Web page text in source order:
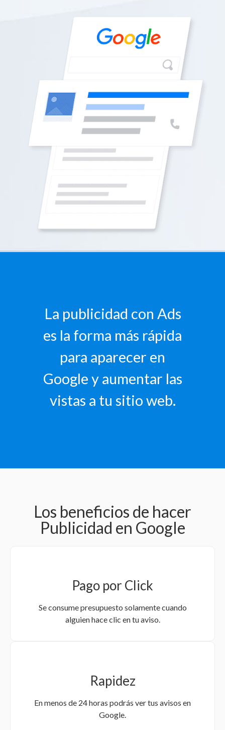
La publicidad con Ads
es la forma más rápida
para aparecer en
Google y aumentar las
vistas a tu sitio web.
Los beneficios de hacer
Publicidad en Google
Pago por Click
Se consume presupuesto solamente cuando
alguien hace clic en tu aviso.
Rapidez
En menos de 24 horas podrás ver tus avisos en
Google.